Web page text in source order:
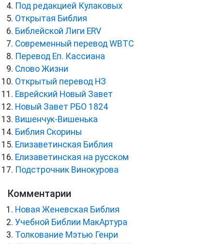
Под редакцией Кулаковых
Открытая Библия
Библейской Лиги ERV
Cовременный перевод WBTC
Перевод Еп. Кассиана
Слово Жизни
Открытый перевод НЗ
Еврейский Новый Завет
Новый Завет РБО 1824
Вишенчук-Вишенька
Библия Скорины
Елизаветинская Библия
Елизаветинская на русском
Подстрочник Винокурова
Комментарии
Новая Женевская Библия
Учебной Библии МакАртура
Толкование Мэтью Генри